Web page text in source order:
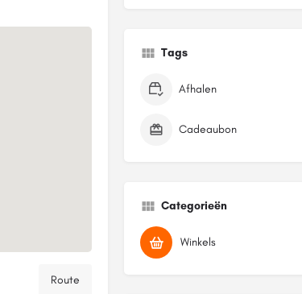
Route
Tags
Afhalen
Cadeaubon
Categorieën
Winkels